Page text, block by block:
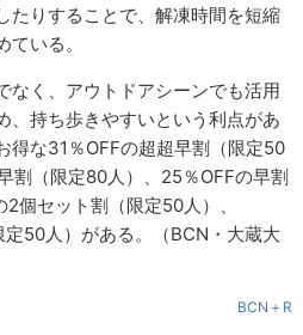
たりすることで、解凍時間を短縮
いる。
なく、アウトドアシーンでも活用
、持ち歩きやすいという利点があ
得な31％OFFの超超早割（限定50
割（限定80人）、25％OFFの早割
2個セット割（限定50人）、
50人）がある。（BCN・大蔵大
BCN＋R